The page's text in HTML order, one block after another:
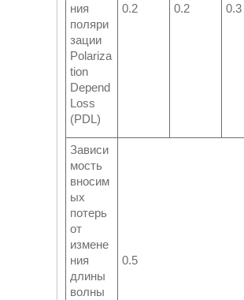
ния
поляри
зации
Polariza
tion
Depend
Loss
(PDL)
0.2 0.2 0.3
Зависи
мость
вносим
ых
потерь
от
измене
ния
длины
волны
0.5